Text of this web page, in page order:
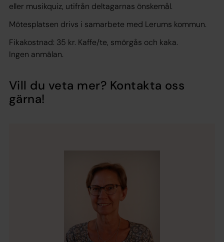
eller musikquiz, utifrån deltagarnas önskemål.
Mötesplatsen drivs i samarbete med Lerums kommun.
Fikakostnad: 35 kr. Kaffe/te, smörgås och kaka.
Ingen anmälan.
Vill du veta mer? Kontakta oss
gärna!